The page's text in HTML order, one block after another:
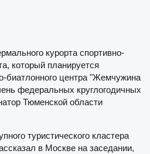
курорта спортивно-
который планируется
биатлонного центра "Жемчужина
федеральных круглогодичных
Тюменской области
туристического кластера
в Москве на заседании,